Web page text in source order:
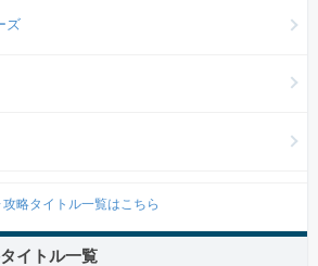
ズ
略タイトル一覧はこちら
イトル一覧